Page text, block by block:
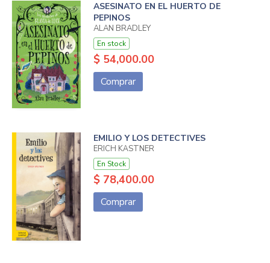
ASESINATO EN EL HUERTO DE
PEPINOS
ALAN BRADLEY
En stock
$ 54,000.00
Comprar
EMILIO Y LOS DETECTIVES
ERICH KÄSTNER
En Stock
$ 78,400.00
Comprar